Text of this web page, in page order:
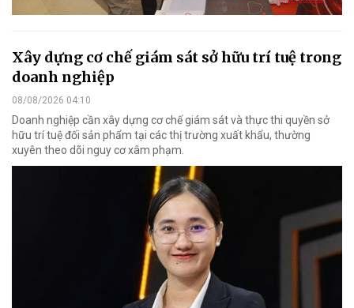
Xây dựng cơ chế giám sát sở hữu trí tuệ trong
doanh nghiệp
08/08/2026 04:10
Doanh nghiệp cần xây dựng cơ chế giám sát và thực thi quyền sở
hữu trí tuệ đối sản phẩm tại các thị trường xuất khẩu, thường
xuyên theo dõi nguy cơ xâm phạm.